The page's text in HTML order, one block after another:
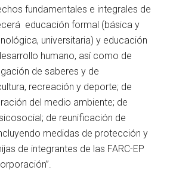
fundamentales e integrales de
educación formal (básica y
universitaria) y educación
humano, así como de
de saberes y de
recreación y deporte; de
del medio ambiente; de
de reunificación de
medidas de protección y
de integrantes de las FARC-EP